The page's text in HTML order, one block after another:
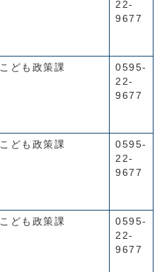
22-
9677
こども政策課
0595-
22-
9677
こども政策課
0595-
22-
9677
こども政策課
0595-
22-
9677